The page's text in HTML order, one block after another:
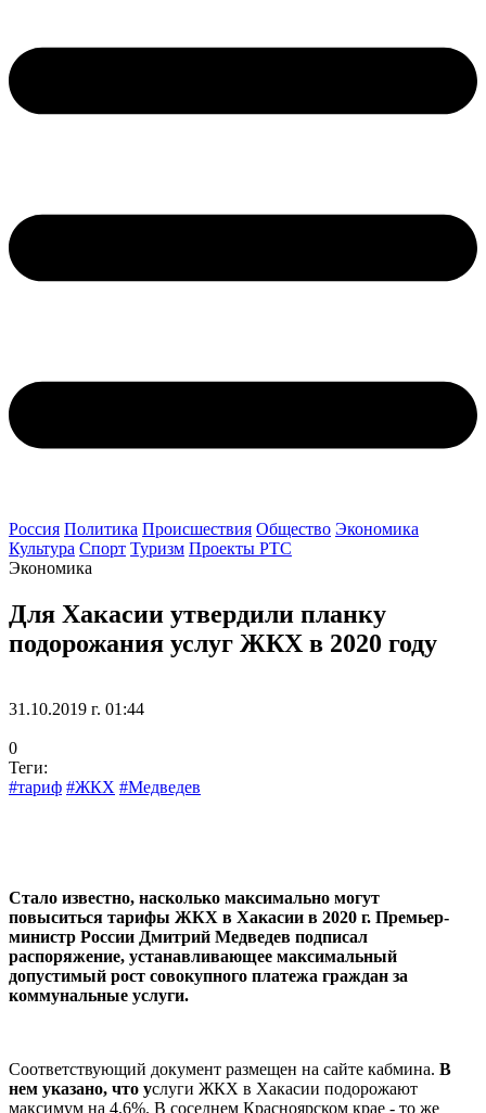
Россия Политика Происшествия Общество Экономика
Культура Спорт Туризм Проекты РТС
Экономика
Для Хакасии утвердили планку
подорожания услуг ЖКХ в 2020 году
31.10.2019 г. 01:44
0
Теги:
#тариф #ЖКХ #Медведев
Стало известно, насколько максимально могут
повыситься тарифы ЖКХ в Хакасии в 2020 г. Премьер-
министр России Дмитрий Медведев подписал
распоряжение, устанавливающее максимальный
допустимый рост совокупного платежа граждан за
коммунальные услуги.
Соответствующий документ размещен на сайте кабмина. В
нем указано, что услуги ЖКХ в Хакасии подорожают
максимум на 4,6%. В соседнем Красноярском крае - то же